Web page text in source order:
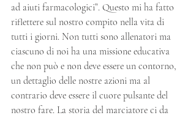
ad aiuti farmacologici”. Questo mi ha fatto
riflettere sul nostro compito nella vita di
tutti i giorni. Non tutti sono allenatori ma
ciascuno di noi ha una missione educativa
che non può e non deve essere un contorno,
un dettaglio delle nostre azioni ma al
contrario deve essere il cuore pulsante del
nostro fare. La storia del marciatore ci da